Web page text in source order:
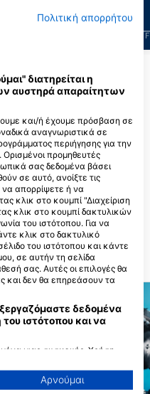
F
Focusnatura
Edifício Frente Mar - Loja 2 e 3,
9100-186 Santa Cruz, PO10 -
ΠΟΡΤΟΓΑΛΙΑ
Πολιτική απορρήτου
διατηρείται η
αυστηρά απαραίτητων
και/ή έχουμε πρόσβαση σε
αναγνωριστικά σε
περιήγησης για την
προμηθευτές
σας δεδομένα βάσει
σε αυτό, ανοίξτε τις
να απορρίψετε ή να
κλικ στο κουμπί "Διαχείριση
κλικ στο κουμπί δακτυλικών
του ιστότοπου. Για να
κλικ στο δακτυλικό
του ιστότοπου και κάντε
σε αυτήν τη σελίδα
σας. Αυτές οι επιλογές θα
και δεν θα επηρεάσουν τα
δεδομένα
ιστότοπου και να
μιας συσκευής. Χρήση
Χρήση προφίλ για επιλογή
προφίλ για εξατομίκευση
Αρνούμαι